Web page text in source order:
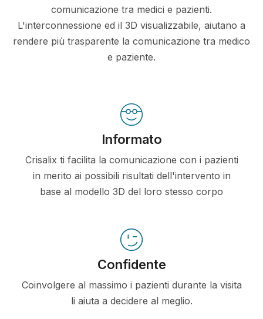
comunicazione tra medici e pazienti.
L'interconnessione ed il 3D visualizzabile, aiutano a
rendere più trasparente la comunicazione tra medico
e paziente.
Informato
Crisalix ti facilita la comunicazione con i pazienti
in merito ai possibili risultati dell'intervento in
base al modello 3D del loro stesso corpo
Confidente
Coinvolgere al massimo i pazienti durante la visita
li aiuta a decidere al meglio.